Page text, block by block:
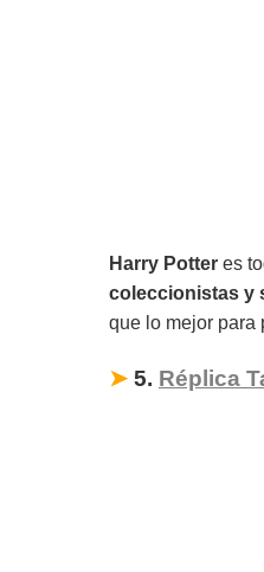
Harry Potter es
coleccionistas y
que lo mejor para
➤ 5. Réplica